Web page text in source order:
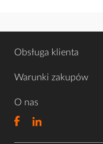
Obsługa klienta
Warunki zakupów
O nas